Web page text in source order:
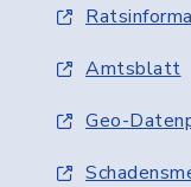
Amtsblatt
Geo-